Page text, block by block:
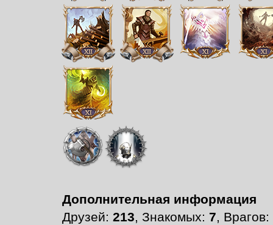
Дополнительная информация
Друзей: 213, Знакомых: 7, Врагов: